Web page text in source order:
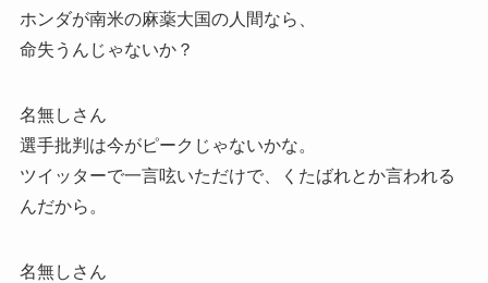
ホンダが南米の麻薬大国の人間なら、
命失うんじゃないか？
名無しさん
選手批判は今がピークじゃないかな。
ツイッターで一言呟いただけで、くたばれとか言われる
んだから。
名無しさん